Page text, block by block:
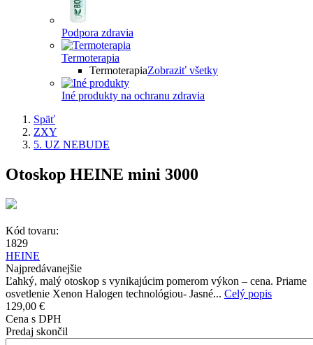
Podpora zdravia
Termoterapia
TermoterapiaZobraziť všetky
Iné produkty na ochranu zdravia
Späť
ZXY
5. UZ NEBUDE
Otoskop HEINE mini 3000
Kód tovaru:
1829
HEINE
Najpredávanejšie
Ľahký, malý otoskop s vynikajúcim pomerom výkon – cena. Priame
osvetlenie Xenon Halogen technológiou- Jasné... Celý popis
129,00 €
Cena s DPH
Predaj skončil